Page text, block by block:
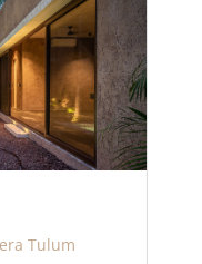
Tulum